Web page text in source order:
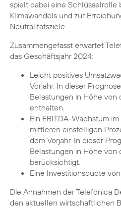
spielt dabei eine Schlüsselrolle
Klimawandels und zur
Neutralitätsziele.
Zusammengefasst erwartet
das Geschäftsjahr 2024:
Leicht positives
Vorjahr. In dieser
Belastungen in Höhe von
enthalten.
Ein EBITDA-Wachstum
mittleren einstelligen
dem Vorjahr. In dieser
Belastungen in Höhe von
berücksichtigt.
Eine Investitionsquote von
Die Annahmen der Telefónica
den aktuellen wirtschaftlichen